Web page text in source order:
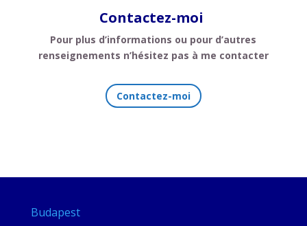
Contactez-moi
Pour plus d’informations ou pour d’autres
renseignements n’hésitez pas à me contacter
Contactez-moi
Budapest